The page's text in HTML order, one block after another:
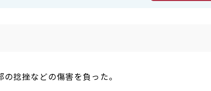
捻挫などの傷害を負った。